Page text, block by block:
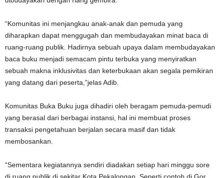
“Komunitas ini menjangkau anak-anak dan pemuda yang
diharapkan dapat menggugah dan membudayakan minat baca di
ruang-ruang publik. Hadirnya sebuah upaya dalam membudayakan
baca buku menjadi semacam pintu terbuka yang menyiratkan
sebuah makna inklusivitas dan keterbukaan akan segala pemikiran
yang datang dari peserta,”jelas Adib.
Komunitas Buka Buku juga dihadiri oleh beragam pemuda-pemudi
yang berasal dari berbagai instansi, hal ini membuat proses
transaksi pengetahuan berjalan secara masif dan tidak
membosankan.
“Sementara kegiatannya sendiri diadakan setiap hari minggu sore